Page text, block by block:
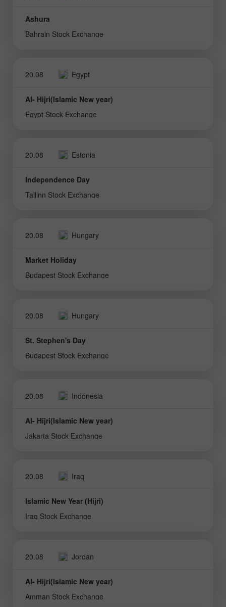
Ashura
Bahrain Stock Exchange
20.08 Egypt
Al- Hijri(Islamic New year)
Egypt Stock Exchange
20.08 Estonia
Independence Day
Tallinn Stock Exchange
20.08 Hungary
Market Holiday
Budapest Stock Exchange
20.08 Hungary
St. Stephen's Day
Budapest Stock Exchange
20.08 Indonesia
Al- Hijri(Islamic New year)
Jakarta Stock Exchange
20.08 Iraq
Islamic New Year (Hijri)
Iraq Stock Exchange
20.08 Jordan
Al- Hijri(Islamic New year)
Amman Stock Exchange